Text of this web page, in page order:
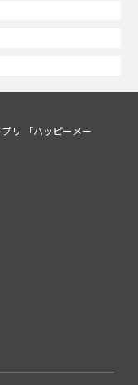
リ 「ハッピーメー